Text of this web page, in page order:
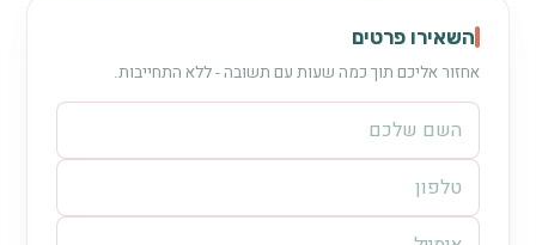
השאירו פרטים
אחזור אליכם תוך כמה שעות עם תשובה - ללא התחייבות.